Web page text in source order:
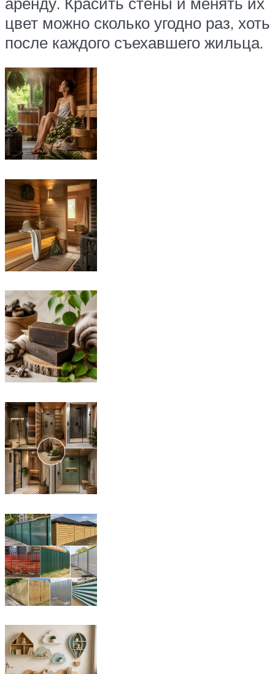
цвет можно сколько угодно раз, хоть
после каждого съехавшего жильца.